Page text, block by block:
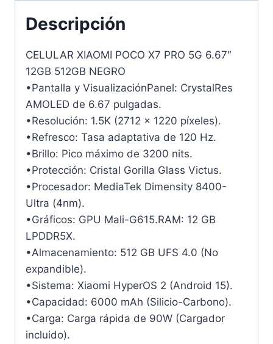
Descripción
CELULAR XIAOMI POCO X7 PRO 5G 6.67″
12GB 512GB NEGRO
•Pantalla y VisualizaciónPanel: CrystalRes
AMOLED de 6.67 pulgadas.
•Resolución: 1.5K (2712 x 1220 píxeles).
•Refresco: Tasa adaptativa de 120 Hz.
•Brillo: Pico máximo de 3200 nits.
•Protección: Cristal Gorilla Glass Victus.
•Procesador: MediaTek Dimensity 8400-
Ultra (4nm).
•Gráficos: GPU Mali-G615.RAM: 12 GB
LPDDR5X.
•Almacenamiento: 512 GB UFS 4.0 (No
expandible).
•Sistema: Xiaomi HyperOS 2 (Android 15).
•Capacidad: 6000 mAh (Silicio-Carbono).
•Carga: Carga rápida de 90W (Cargador
incluido).